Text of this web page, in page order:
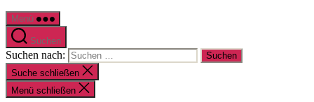
Menü
Suchen
Suchen nach:
Suche schließen
Menü schließen